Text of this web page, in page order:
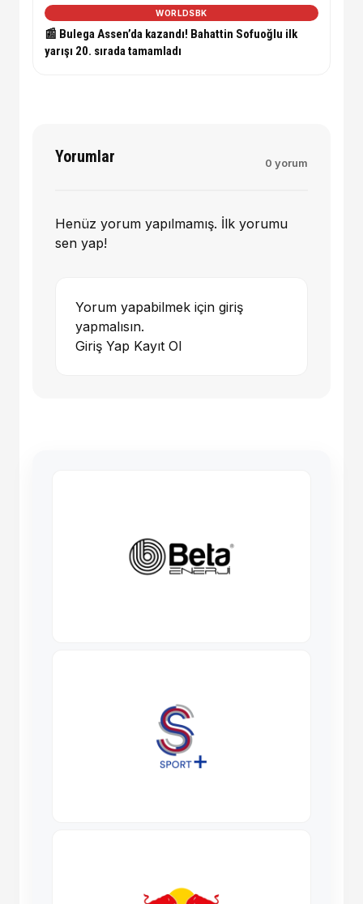
WORLDSBK
📰 Bulega Assen’da kazandı! Bahattin Sofuoğlu ilk
yarışı 20. sırada tamamladı
Yorumlar 0 yorum
Henüz yorum yapılmamış. İlk yorumu
sen yap!
Yorum yapabilmek için giriş
yapmalısın.
Giriş Yap Kayıt Ol